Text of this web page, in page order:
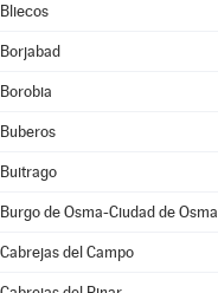
Bliecos
Borjabad
Borobia
Buberos
Buitrago
Burgo de Osma-Ciudad de Osma
Cabrejas del Campo